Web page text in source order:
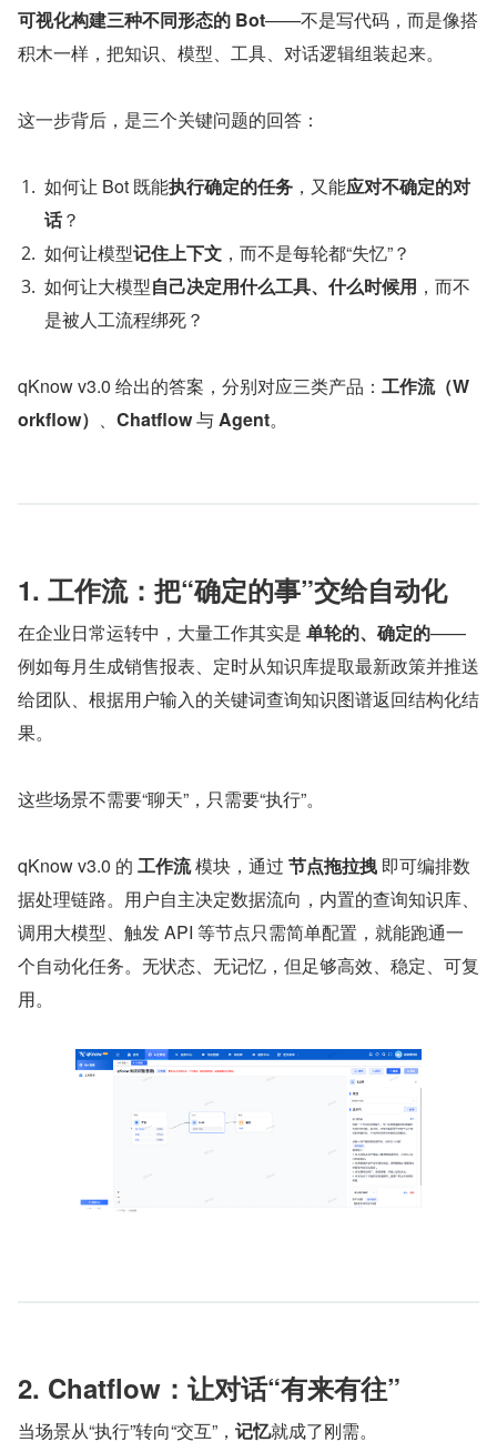
可视化构建三种不同形态的 Bot——不是写代码，而是像搭
积木一样，把知识、模型、工具、对话逻辑组装起来。
这一步背后，是三个关键问题的回答：
如何让 Bot 既能执行确定的任务 ，又能应对不确定的对
话？
如何让模型记住上下文 ，而不是每轮都“失忆”？
如何让大模型自己决定用什么工具、什么时候用 ，而不
是被人工流程绑死？
qKnow v3.0 给出的答案，分别对应三类产品： 工作流（W
orkflow） 、 Chatflow 与 Agent。
1. 工作流：把“确定的事”交给自动化
在企业日常运转中，大量工作其实是 单轮的、确定的——
例如每月生成销售报表、定时从知识库提取最新政策并推送
给团队、根据用户输入的关键词查询知识图谱返回结构化结
果。
这些场景不需要“聊天”，只需要“执行”。
qKnow v3.0 的 工作流 模块，通过 节点拖拉拽 即可编排数
据处理链路。用户自主决定数据流向，内置的查询知识库、
调用大模型、触发 API 等节点只需简单配置，就能跑通一
个自动化任务。无状态、无记忆，但足够高效、稳定、可复
用。
2. Chatflow：让对话“有来有往”
当场景从“执行”转向“交互”， 记忆就成了刚需。